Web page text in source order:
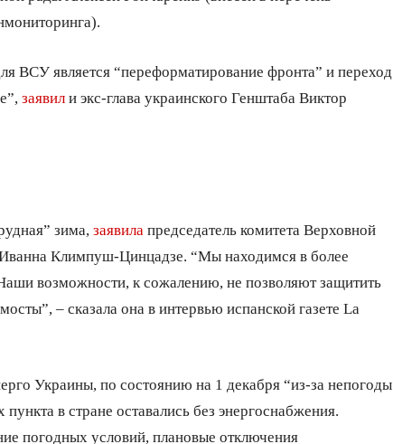
ВСУ является “переформатирование фронта” и переход
заявил и экс-глава украинского Генштаба Виктор
зима, заявила председатель комитета Верховной
Климпуш-Цинцадзе. “Мы находимся в более
возможности, к сожалению, не позволяют защитить
– сказала она в интервью испанской газете La
Украины, по состоянию на 1 декабря “из-за непогоды
в стране оставались без энергоснабжения.
погодных условий, плановые отключения